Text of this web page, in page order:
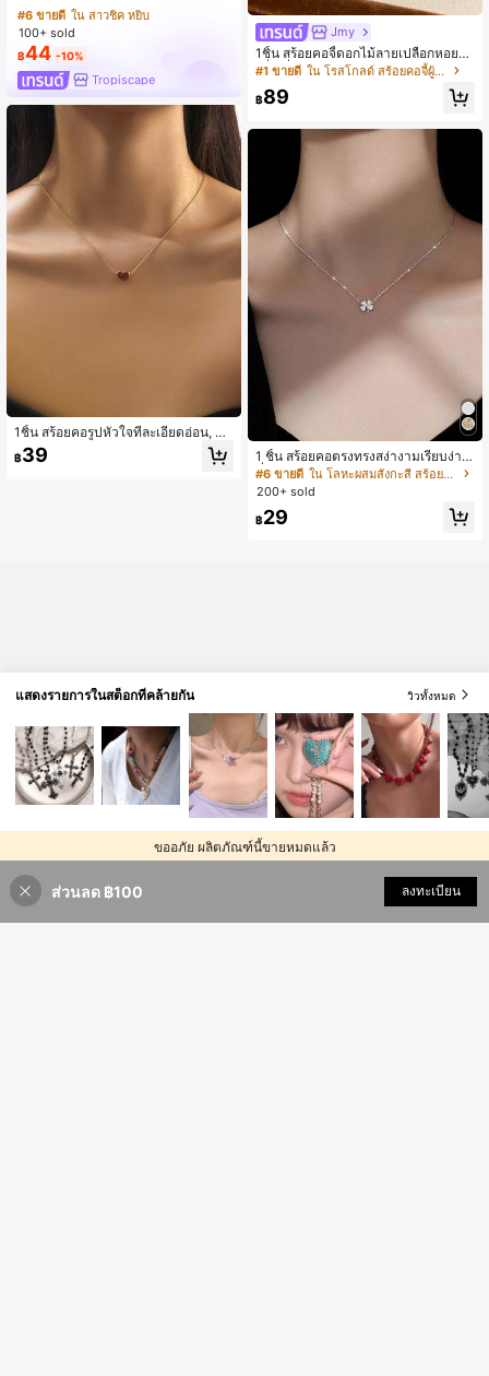
#6 ขายดี ใน สาวชิค หยิบ
100+ sold
฿44 -10%
Tropiscape
1ชิ้น สร้อยคอรูปหัวใจที่ละเอียดอ่อน, สร้
อยคอบริเวณคอ, ดีไซน์สง่างาม สำหรับ
สวมใส่ประจำวัน, ของขวัญที่ยอดเยี่ยม
฿39
Jmy
1ชิ้น สร้อยคอจี้ดอกไม้ลายเปลือกหอยทร
งสี่เหลี่ยมขนมเปียกปูนทันสมัยและหลา
กหลาย, สร้อยคอระดูกไหปลาร้าหรูหรา,
ความงามหรูหรา
#1 ขายดี ใน โรสโกลด์ สร้อยคอจี้ผู้หญิง
฿89
1 ชิ้น สร้อยคอตรงทรงสง่างามเรียบง่าย
ที่เข้ากับทุกชุด อินเลย์ ปัดเพชร และโชค
ดี สีเงิน เหมาะสำหรับผู้หญิง วาเลนไทน์,
#6 ขายดี
ใน โลหะผสมสังกะสี สร้อยคอจี้ผู้หญิง
200+ sold
฿29
ขออภัย ผลิตภัณฑ์นี้ขายหมดแล้ว
แสดงรายการในสต็อกที่คล้ายกัน วิวทั้งหมด
ส่วนลด ฿100 ลงทะเบียน